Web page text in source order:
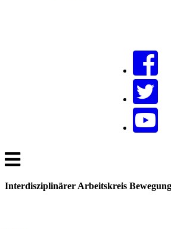
Interdisziplinärer Arbeitskreis